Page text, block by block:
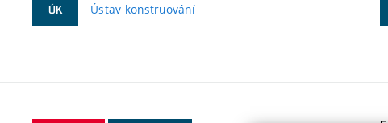
ÚK Ústav konstruování